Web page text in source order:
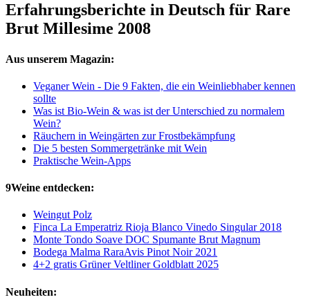
Erfahrungsberichte in Deutsch für Rare
Brut Millesime 2008
Aus unserem Magazin:
Veganer Wein - Die 9 Fakten, die ein Weinliebhaber kennen
sollte
Was ist Bio-Wein & was ist der Unterschied zu normalem
Wein?
Räuchern in Weingärten zur Frostbekämpfung
Die 5 besten Sommergetränke mit Wein
Praktische Wein-Apps
9Weine entdecken:
Weingut Polz
Finca La Emperatriz Rioja Blanco Vinedo Singular 2018
Monte Tondo Soave DOC Spumante Brut Magnum
Bodega Malma RaraAvis Pinot Noir 2021
4+2 gratis Grüner Veltliner Goldblatt 2025
Neuheiten: